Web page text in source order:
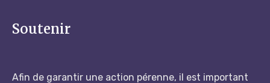
Soutenir
Afin de garantir une action pérenne, il est important